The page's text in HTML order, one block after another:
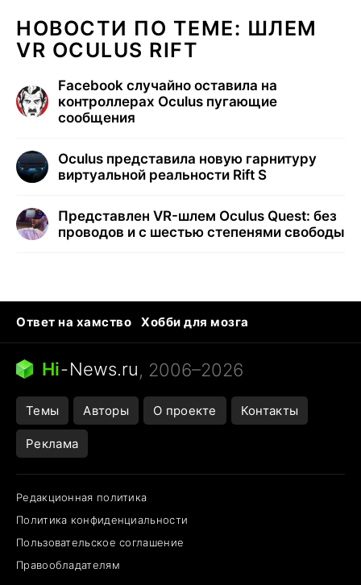
НОВОСТИ ПО ТЕМЕ: ШЛЕМ
VR OCULUS RIFT
Facebook случайно оставила на
контроллерах Oculus пугающие
сообщения
Oculus представила новую гарнитуру
виртуальной реальности Rift S
Представлен VR-шлем Oculus Quest: без
проводов и с шестью степенями свободы
Ответ на хамство
Хобби для мозга
Бензин 100 и 95
Тунцы в океанариуме
Следующая пандемия
Hi-News.ru, 2006–2026
Темы Авторы О проекте Контакты
Реклама
Редакционная политика
Политика конфиденциальности
Пользовательское соглашение
Правообладателям